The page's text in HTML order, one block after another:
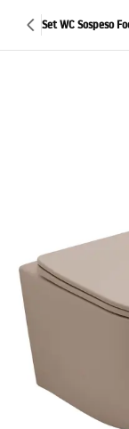
Set WC Sospeso